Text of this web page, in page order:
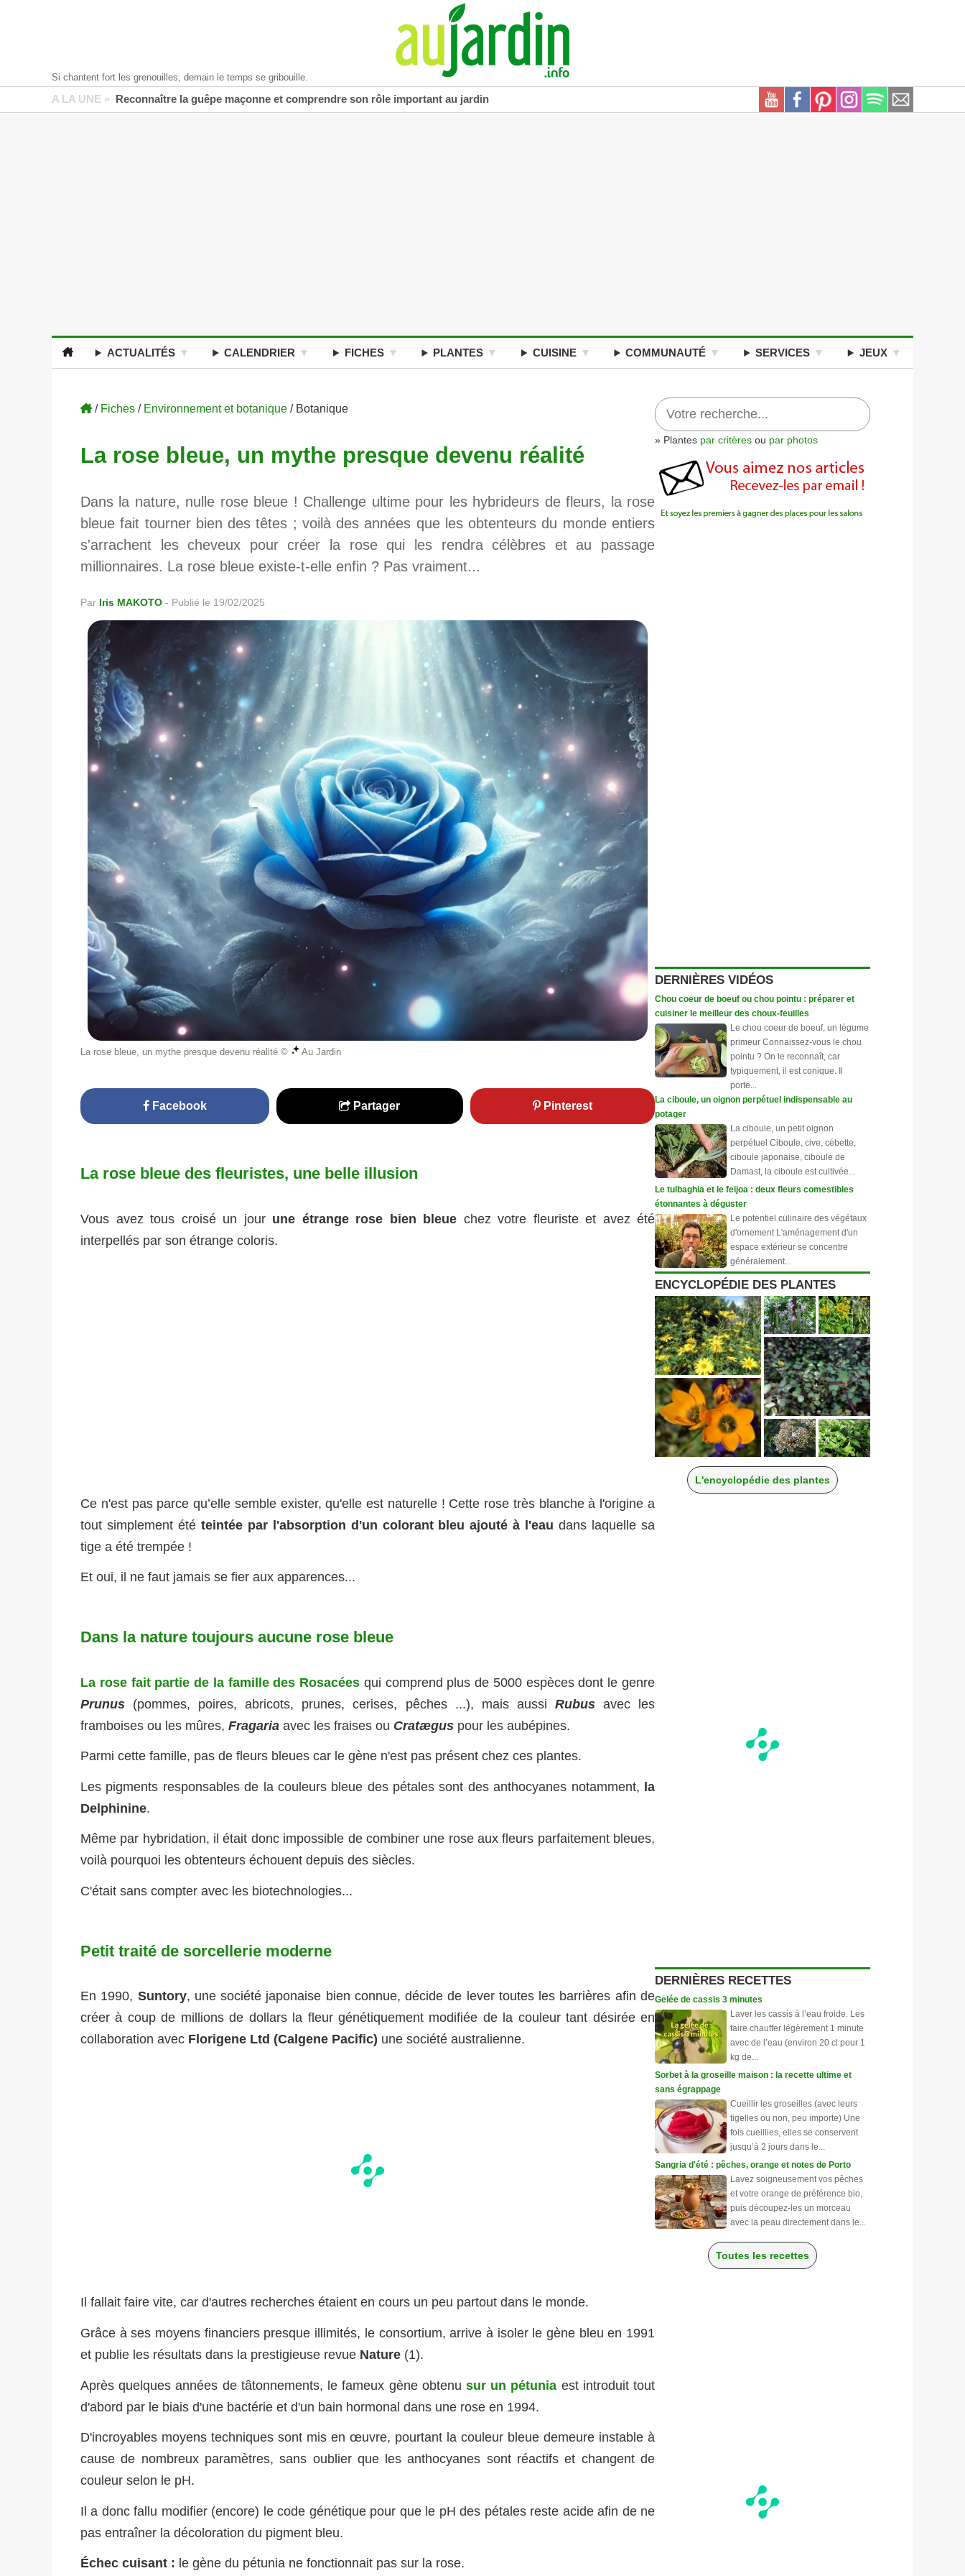
Si chantent fort les grenouilles, demain le temps se gribouille.
A LA UNE » Reconnaître la guêpe maçonne et comprendre son rôle important au jardin
ACTUALITÉS CALENDRIER FICHES PLANTES CUISINE COMMUNAUTÉ SERVICES JEUX
/ Fiches / Environnement et botanique / Botanique
La rose bleue, un mythe presque devenu réalité
Dans la nature, nulle rose bleue ! Challenge ultime pour les hybrideurs de fleurs, la rose
bleue fait tourner bien des têtes ; voilà des années que les obtenteurs du monde entiers
s'arrachent les cheveux pour créer la rose qui les rendra célèbres et au passage
millionnaires. La rose bleue existe-t-elle enfin ? Pas vraiment...
Par Iris MAKOTO - Publié le 19/02/2025
La rose bleue, un mythe presque devenu réalité © Au Jardin
Facebook Partager Pinterest
La rose bleue des fleuristes, une belle illusion
Vous avez tous croisé un jour une étrange rose bien bleue chez votre fleuriste et avez été
interpellés par son étrange coloris.
Ce n'est pas parce qu’elle semble exister, qu'elle est naturelle ! Cette rose très blanche à l'origine a
tout simplement été teintée par l'absorption d'un colorant bleu ajouté à l'eau dans laquelle sa
tige a été trempée !
Et oui, il ne faut jamais se fier aux apparences...
Dans la nature toujours aucune rose bleue
La rose fait partie de la famille des Rosacées qui comprend plus de 5000 espèces dont le genre
Prunus (pommes, poires, abricots, prunes, cerises, pêches ...), mais aussi Rubus avec les
framboises ou les mûres, Fragaria avec les fraises ou Cratægus pour les aubépines.
Parmi cette famille, pas de fleurs bleues car le gène n'est pas présent chez ces plantes.
Les pigments responsables de la couleurs bleue des pétales sont des anthocyanes notamment, la
Delphinine.
Même par hybridation, il était donc impossible de combiner une rose aux fleurs parfaitement bleues,
voilà pourquoi les obtenteurs échouent depuis des siècles.
C'était sans compter avec les biotechnologies...
Petit traité de sorcellerie moderne
En 1990, Suntory, une société japonaise bien connue, décide de lever toutes les barrières afin de
créer à coup de millions de dollars la fleur génétiquement modifiée de la couleur tant désirée en
collaboration avec Florigene Ltd (Calgene Pacific) une société australienne.
Il fallait faire vite, car d'autres recherches étaient en cours un peu partout dans le monde.
Grâce à ses moyens financiers presque illimités, le consortium, arrive à isoler le gène bleu en 1991
et publie les résultats dans la prestigieuse revue Nature (1).
Après quelques années de tâtonnements, le fameux gène obtenu sur un pétunia est introduit tout
d'abord par le biais d'une bactérie et d'un bain hormonal dans une rose en 1994.
D'incroyables moyens techniques sont mis en œuvre, pourtant la couleur bleue demeure instable à
cause de nombreux paramètres, sans oublier que les anthocyanes sont réactifs et changent de
couleur selon le pH.
Il a donc fallu modifier (encore) le code génétique pour que le pH des pétales reste acide afin de ne
pas entraîner la décoloration du pigment bleu.
Échec cuisant : le gène du pétunia ne fonctionnait pas sur la rose.
» Plantes par critères ou par photos
DERNIÈRES VIDÉOS
Chou coeur de boeuf ou chou pointu : préparer et
cuisiner le meilleur des choux-feuilles
Le chou coeur de boeuf, un légume
primeur Connaissez-vous le chou
pointu ? On le reconnaît, car
typiquement, il est conique. Il
porte...
La ciboule, un oignon perpétuel indispensable au
potager
La ciboule, un petit oignon
perpétuel Ciboule, cive, cébette,
ciboule japonaise, ciboule de
Damast, la ciboule est cultivée...
Le tulbaghia et le feijoa : deux fleurs comestibles
étonnantes à déguster
Le potentiel culinaire des végétaux
d'ornement L'aménagement d'un
espace extérieur se concentre
généralement...
ENCYCLOPÉDIE DES PLANTES
L'encyclopédie des plantes
DERNIÈRES RECETTES
Gelée de cassis 3 minutes
Laver les cassis à l’eau froide. Les
faire chauffer légèrement 1 minute
avec de l’eau (environ 20 cl pour 1
kg de...
Sorbet à la groseille maison : la recette ultime et
sans égrappage
Cueillir les groseilles (avec leurs
tigelles ou non, peu importe) Une
fois cueillies, elles se conservent
jusqu’à 2 jours dans le...
Sangria d'été : pêches, orange et notes de Porto
Lavez soigneusement vos pêches
et votre orange de préférence bio,
puis découpez-les un morceau
avec la peau directement dans le...
Toutes les recettes